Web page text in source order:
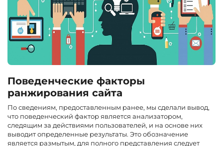
Поведенческие факторы
ранжирования сайта
По сведениям, предоставленным ранее, мы сделали вывод,
что поведенческий фактор является анализатором,
следящим за действиями пользователей, и на основе них
выводит определенные результаты. Это обозначение
является размытым, для полного представления следует